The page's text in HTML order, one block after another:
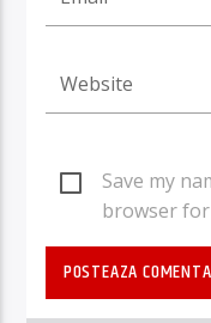
Save my
browser